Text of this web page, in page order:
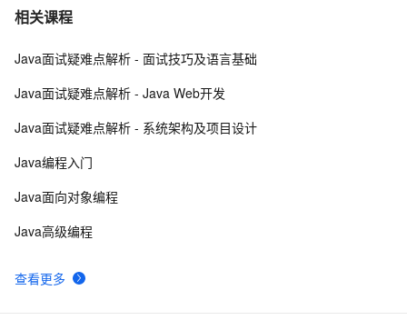
7 Java 图书管理系统详解
8 Java线程：新特征-原子量
10java 中的多线程   内部类实现 数据共享 和 Runnable实
相关课程
查看更多
Java面试疑难点解析 - 面试技巧及语言基础
Java面试疑难点解析 - Java Web开发
Java面试疑难点解析 - 系统架构及项目设计
Java编程入门
Java面向对象编程
Java高级编程